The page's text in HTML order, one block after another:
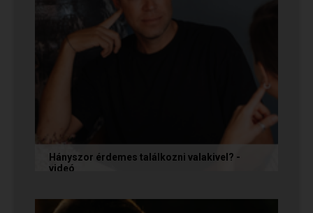
Hányszor érdemes találkozni valakivel? -
videó
tépelődünk: mit tegyünk, ha valakit
szimpatikusnak találunk elsőre, de még...